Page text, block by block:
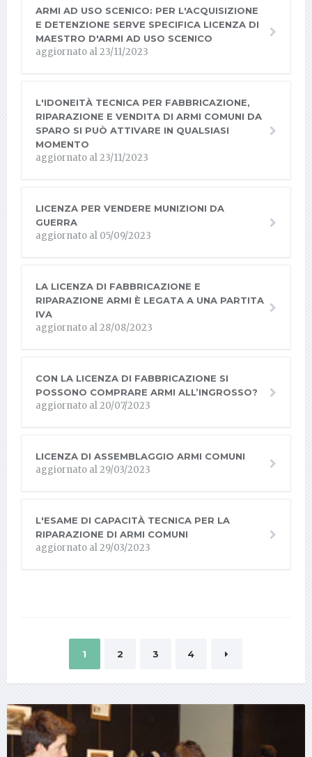
ARMI AD USO SCENICO: PER L'ACQUISIZIONE
E DETENZIONE SERVE SPECIFICA LICENZA DI
MAESTRO D'ARMI AD USO SCENICO
aggiornato al 23/11/2023
L'IDONEITÀ TECNICA PER FABBRICAZIONE,
RIPARAZIONE E VENDITA DI ARMI COMUNI DA
SPARO SI PUÒ ATTIVARE IN QUALSIASI
MOMENTO
aggiornato al 23/11/2023
LICENZA PER VENDERE MUNIZIONI DA
GUERRA
aggiornato al 05/09/2023
LA LICENZA DI FABBRICAZIONE E
RIPARAZIONE ARMI È LEGATA A UNA PARTITA
IVA
aggiornato al 28/08/2023
CON LA LICENZA DI FABBRICAZIONE SI
POSSONO COMPRARE ARMI ALL’INGROSSO?
aggiornato al 20/07/2023
LICENZA DI ASSEMBLAGGIO ARMI COMUNI
aggiornato al 29/03/2023
L'ESAME DI CAPACITÀ TECNICA PER LA
RIPARAZIONE DI ARMI COMUNI
aggiornato al 29/03/2023
1 2 3 4